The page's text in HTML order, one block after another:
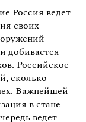
Россия ведет
своих
добивается
Российское
сколько
Важнейшей
в стане
ведет